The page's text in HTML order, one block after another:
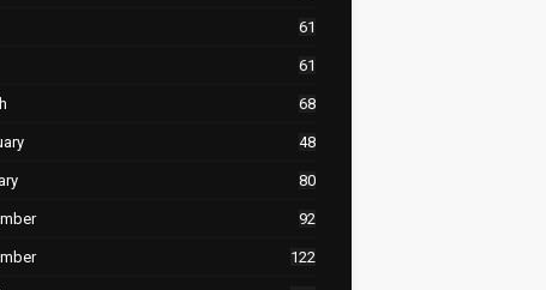
61
61
68
48
80
92
122